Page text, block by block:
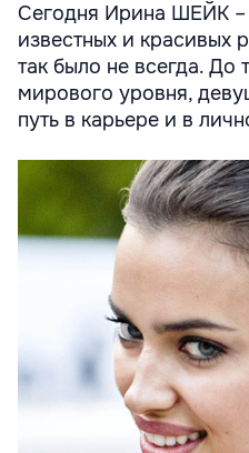
Сегодня Ирина ШЕЙК –
известных и красивых
так было не всегда. До
мирового уровня,
путь в карьере и в